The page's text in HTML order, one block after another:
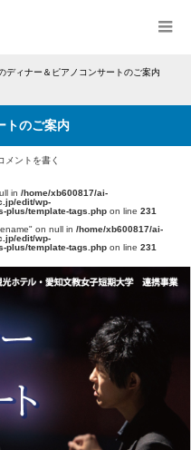
ディナー＆ピアノコンサートのご案内
トのご案内
メントを書く
in /home/xb600817/ai-
edit/wp-
plus/template-tags.php on line 231
on null in /home/xb600817/ai-
edit/wp-
plus/template-tags.php on line 231